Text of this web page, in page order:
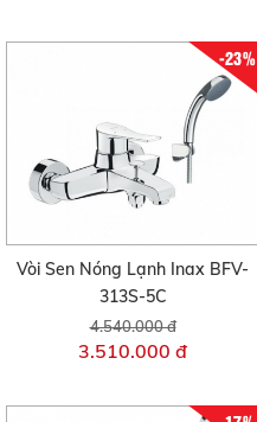
-23%
Vòi Sen Nóng Lạnh Inax BFV-
313S-5C
4.540.000 đ
3.510.000 đ